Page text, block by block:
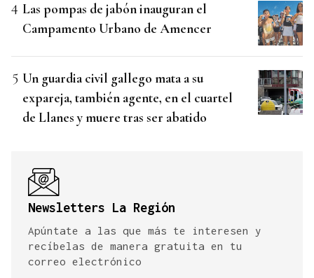
Las pompas de jabón inauguran el
Campamento Urbano de Amencer
Un guardia civil gallego mata a su
expareja, también agente, en el cuartel
de Llanes y muere tras ser abatido
Newsletters La Región
Apúntate a las que más te interesen y
recíbelas de manera gratuita en tu
correo electrónico